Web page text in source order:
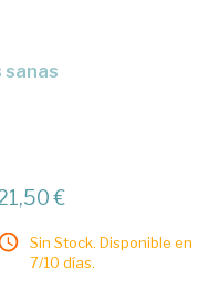
sanas
€
Sin Stock. Disponible en
7/10 días.